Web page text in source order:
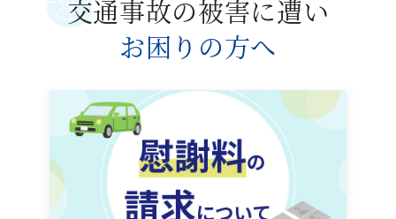
交通事故の被害に遭い
お困りの方へ